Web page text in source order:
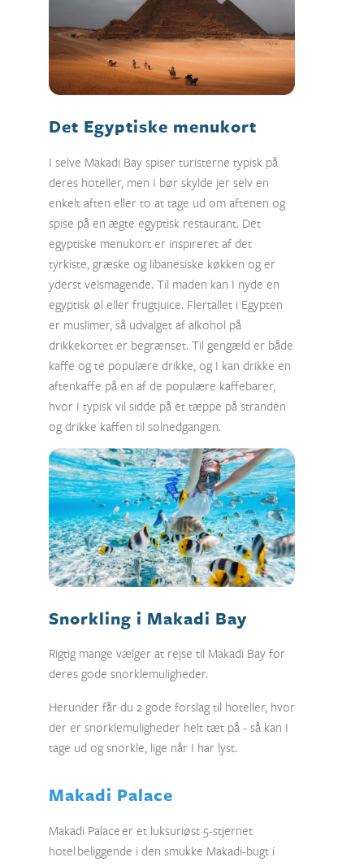
Det Egyptiske menukort
I selve Makadi Bay spiser turisterne typisk på
deres hoteller, men I bør skylde jer selv en
enkelt aften eller to at tage ud om aftenen og
spise på en ægte egyptisk restaurant. Det
egyptiske menukort er inspireret af det
tyrkiste, græske og libanesiske køkken og er
yderst velsmagende. Til maden kan I nyde en
egyptisk øl eller frugtjuice. Flertallet i Egypten
er muslimer, så udvalget af alkohol på
drikkekortet er begrænset. Til gengæld er både
kaffe og te populære drikke, og I kan drikke en
aftenkaffe på en af de populære kaffebarer,
hvor I typisk vil sidde på et tæppe på stranden
og drikke kaffen til solnedgangen.
Snorkling i Makadi Bay
Rigtig mange vælger at rejse til Makadi Bay for
deres gode snorklemuligheder.
Herunder får du 2 gode forslag til hoteller, hvor
der er snorklemuligheder helt tæt på - så kan I
tage ud og snorkle, lige når I har lyst.
Makadi Palace
Makadi Palace er et luksuriøst 5-stjernet
hotel beliggende i den smukke Makadi-bugt i